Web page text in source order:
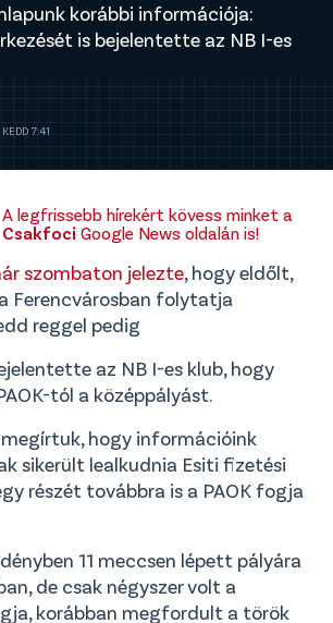
korábbi információja:
is bejelentette az NB I-es
7:41
A legfrissebb hírekért kövess minket a
Csakfoci Google News oldalán is!
szombaton jelezte, hogy eldőlt,
a Ferencvárosban folytatja
reggel pedig
az NB I-es klub, hogy
tól a középpályást.
hogy információink
sikerült lealkudnia Esiti fizetési
részét továbbra is a PAOK fogja
11 meccsen lépett pályára
de csak négyszer volt a
korábban megfordult a török